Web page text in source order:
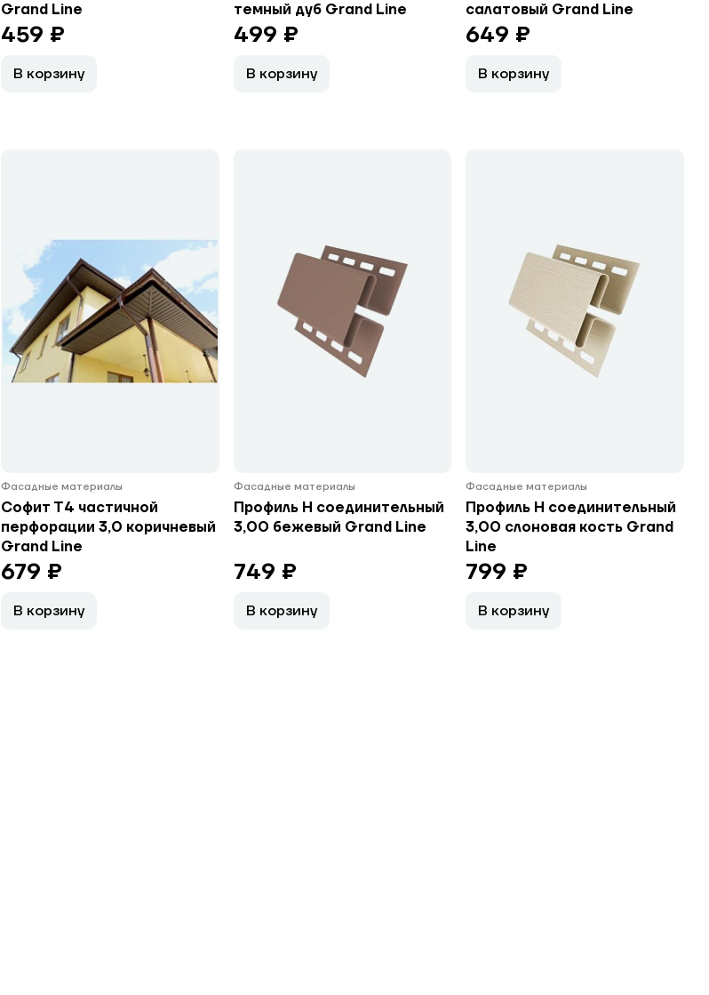
Grand Line
459 ₽
В корзину
темный дуб Grand Line
499 ₽
В корзину
салатовый Grand Line
649 ₽
В корзину
Фасадные материалы
Софит Т4 частичной
перфорации 3,0 коричневый
Grand Line
679 ₽
В корзину
Фасадные материалы
Профиль H соединительный
3,00 бежевый Grand Line
749 ₽
В корзину
Фасадные материалы
Профиль H соединительный
3,00 слоновая кость Grand
Line
799 ₽
В корзину